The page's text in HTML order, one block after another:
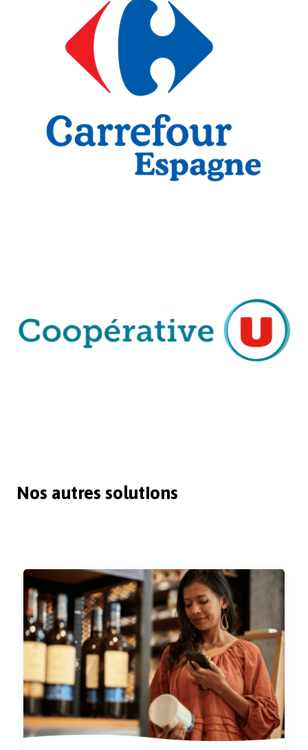
Nos autres solutions